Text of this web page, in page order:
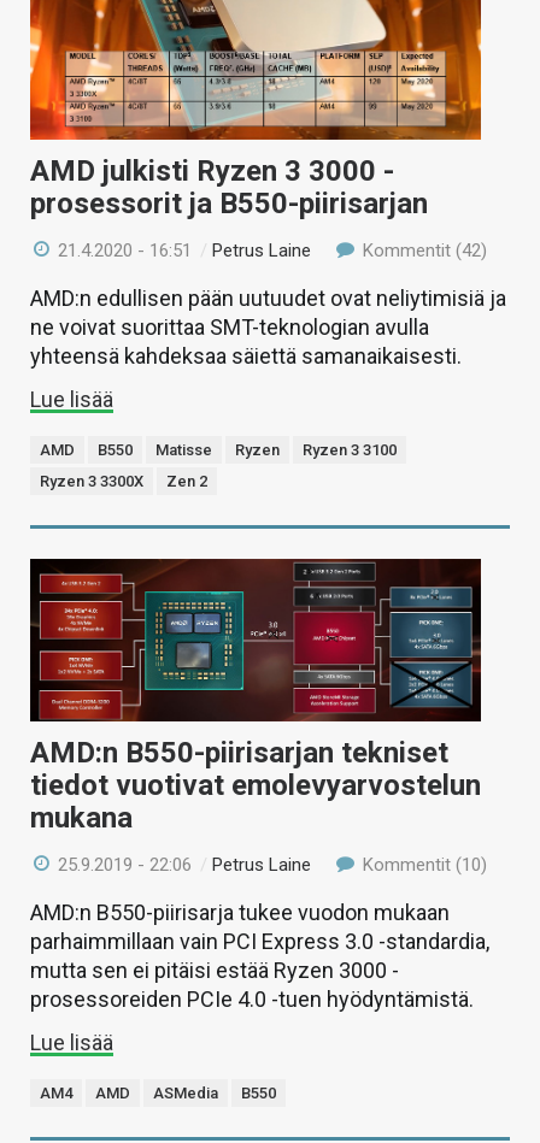
AMD julkisti Ryzen 3 3000 -
prosessorit ja B550-piirisarjan
21.4.2020 - 16:51 /Petrus Laine Kommentit (42)
AMD:n edullisen pään uutuudet ovat neliytimisiä ja
ne voivat suorittaa SMT-teknologian avulla
yhteensä kahdeksaa säiettä samanaikaisesti.
Lue lisää
AMD B550 Matisse Ryzen
Ryzen 3 3100
Ryzen 3 3300X
Zen 2
AMD:n B550-piirisarjan tekniset
tiedot vuotivat emolevyarvostelun
mukana
25.9.2019 - 22:06 /Petrus Laine Kommentit (10)
AMD:n B550-piirisarja tukee vuodon mukaan
parhaimmillaan vain PCI Express 3.0 -standardia,
mutta sen ei pitäisi estää Ryzen 3000 -
prosessoreiden PCIe 4.0 -tuen hyödyntämistä.
Lue lisää
AM4 AMD ASMedia B550